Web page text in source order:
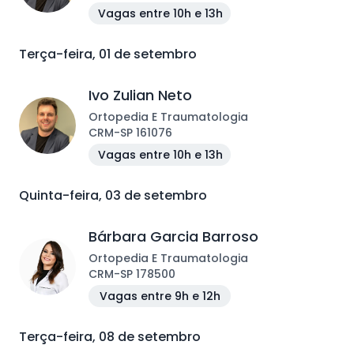
Vagas entre 10h e 13h
Terça-feira, 01 de setembro
Ivo Zulian Neto
Ortopedia E Traumatologia
CRM-SP 161076
Vagas entre 10h e 13h
Quinta-feira, 03 de setembro
Bárbara Garcia Barroso
Ortopedia E Traumatologia
CRM-SP 178500
Vagas entre 9h e 12h
Terça-feira, 08 de setembro